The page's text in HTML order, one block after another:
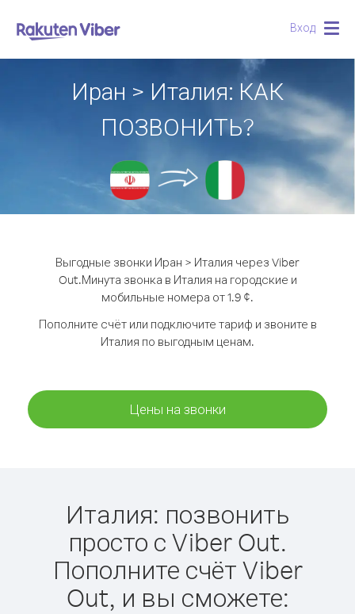
Вход
Иран > Италия: КАК
ПОЗВОНИТЬ?
Выгодные звонки Иран > Италия через Viber
Out.Минута звонка в Италия на городские и
мобильные номера от 1.9 ¢.
Пополните счёт или подключите тариф и звоните в
Италия по выгодным ценам.
Цены на звонки
Италия: позвонить
просто с Viber Out.
Пополните счёт Viber
Out, и вы сможете: